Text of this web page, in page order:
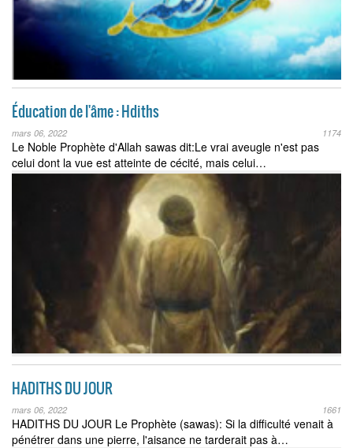
Éducation de l'âme : Hdiths
mars 06, 2022 1174
Le Noble Prophète d'Allah sawas dit:Le vrai aveugle n'est pas
celui dont la vue est atteinte de cécité, mais celui…
HADITHS DU JOUR
mars 06, 2022 1661
HADITHS DU JOUR Le Prophète (sawas): Si la difficulté venait à
pénétrer dans une pierre, l'aisance ne tarderait pas à…